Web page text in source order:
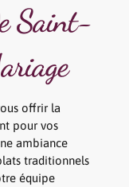
Saint-
offrir la
pour vos
ambiance
traditionnels
équipe